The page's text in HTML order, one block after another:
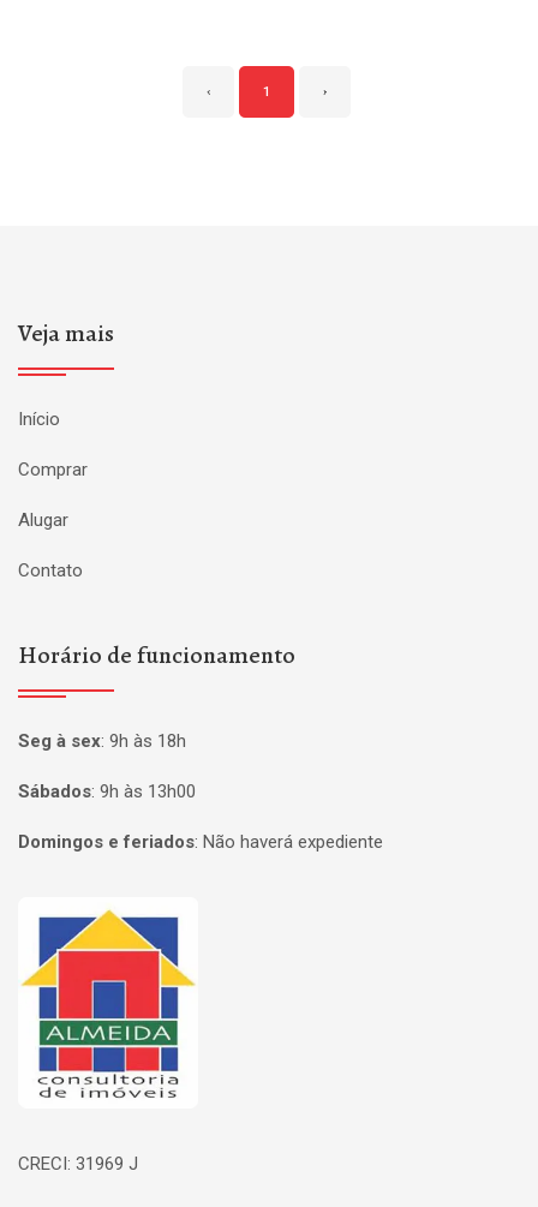
‹ 1 ›
Veja mais
Início
Comprar
Alugar
Contato
Horário de funcionamento
Seg à sex: 9h às 18h
Sábados: 9h às 13h00
Domingos e feriados: Não haverá expediente
Página inicial
CRECI: 31969 J